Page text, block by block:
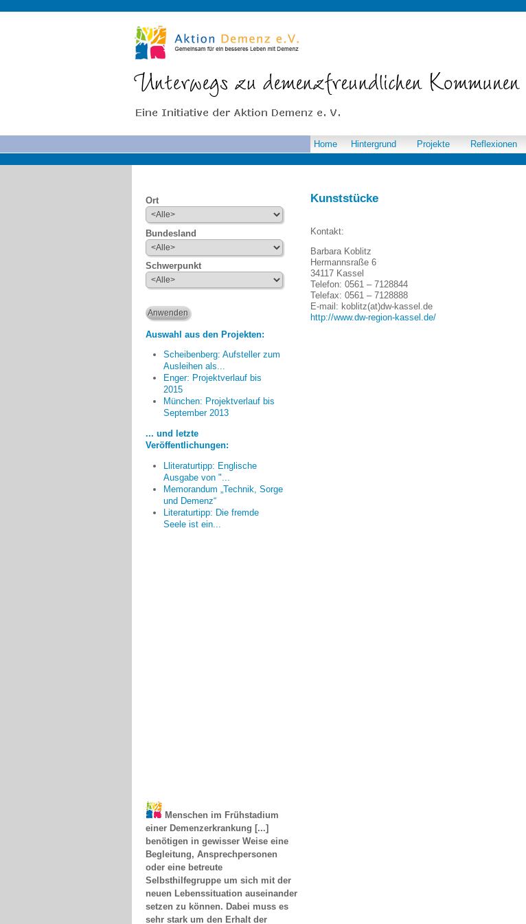
Kunststücke
Kontakt:
Barbara Koblitz
Hermannsraße 6
34117 Kassel
Telefon: 0561 – 7128844
Telefax: 0561 – 7128888
E-mail: koblitz(at)dw-kassel.de
http://www.dw-region-kassel.de/
Home Hintergrund Projekte Reflexionen
Ort
Bundesland
Schwerpunkt
Auswahl aus den Projekten:
Scheibenberg: Aufsteller zum
Ausleihen als...
Enger: Projektverlauf bis
2015
München: Projektverlauf bis
September 2013
... und letzte
Veröffentlichungen:
Lliteraturtipp: Englische
Ausgabe von "...
Memorandum „Technik, Sorge
und Demenz“
Literaturtipp: Die fremde
Seele ist ein...
Am meisten beeindruckt hat
mich der unproblematische und
offene Umgang von Kindern mit
Demenzkranken auch wenn sie
keine Vorerfahrungen haben.
Christine Einödshofer, Ingolstadt
einer Demenzerkrankung [...]
benötigen in gewisser Weise eine
Begleitung, Ansprechpersonen
oder eine betreute
Selbsthilfegruppe um sich mit der
neuen Lebenssituation auseinander
setzen zu können. Dabei muss es
sehr stark um den Erhalt der